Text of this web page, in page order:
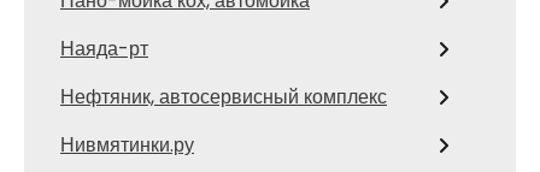
Наяда-рт
Нефтяник, автосервисный комплекс
Нивмятинки.ру